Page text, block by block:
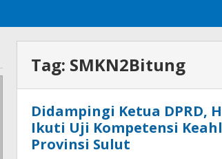
Tag: SMKN2Bitung
Didampingi Ketua DPRD,
Ikuti Uji Kompetensi
Provinsi Sulut